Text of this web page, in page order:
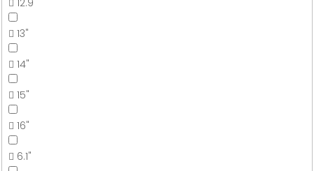
12.9
13"
14"
15"
16"
6.1"